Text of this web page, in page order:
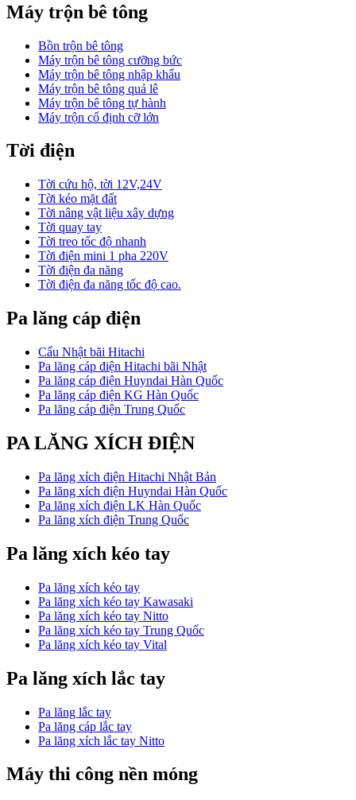
Máy trộn bê tông
Bồn trộn bê tông
Máy trộn bê tông cưỡng bức
Máy trộn bê tông nhập khẩu
Máy trộn bê tông quả lê
Máy trộn bê tông tự hành
Máy trộn cố định cỡ lớn
Tời điện
Tời cứu hộ, tời 12V,24V
Tời kéo mặt đất
Tời nâng vật liệu xây dựng
Tời quay tay
Tời treo tốc độ nhanh
Tời điện mini 1 pha 220V
Tời điện đa năng
Tời điện đa năng tốc độ cao.
Pa lăng cáp điện
Cẩu Nhật bãi Hitachi
Pa lăng cáp điện Hitachi bãi Nhật
Pa lăng cáp điện Huyndai Hàn Quốc
Pa lăng cáp điện KG Hàn Quốc
Pa lăng cáp điện Trung Quốc
PA LĂNG XÍCH ĐIỆN
Pa lăng xích điện Hitachi Nhật Bản
Pa lăng xích điện Huyndai Hàn Quốc
Pa lăng xích điện LK Hàn Quốc
Pa lăng xích điện Trung Quốc
Pa lăng xích kéo tay
Pa lăng xích kéo tay
Pa lăng xích kéo tay Kawasaki
Pa lăng xích kéo tay Nitto
Pa lăng xích kéo tay Trung Quốc
Pa lăng xích kéo tay Vital
Pa lăng xích lắc tay
Pa lăng lắc tay
Pa lăng cáp lắc tay
Pa lăng xích lắc tay Nitto
Máy thi công nền móng